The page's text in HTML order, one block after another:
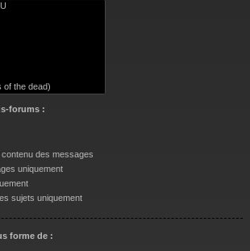
forums :
des messages
uniquement
sujets uniquement
forme de :